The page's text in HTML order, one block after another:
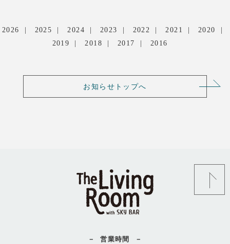
2026 2025 2024 2023 2022 2021
2020
2019
2018 2017 2016
お知らせトップへ
営業時間